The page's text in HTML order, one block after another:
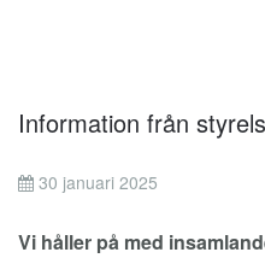
Information från
30 januari 2025
Vi håller på med